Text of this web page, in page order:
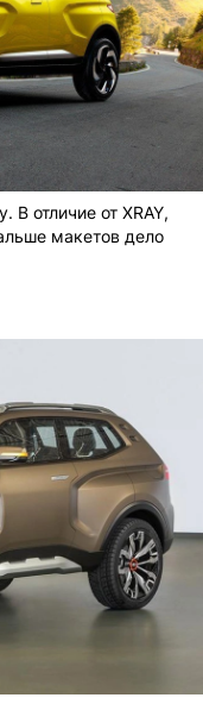
В отличие от XRAY,
макетов дело